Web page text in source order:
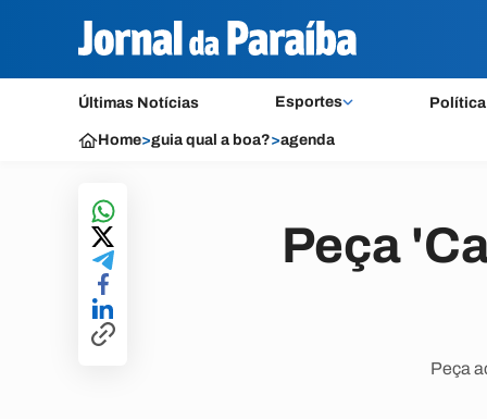
Últimas Notícias Esportes Política
Home>guia qual a boa?>agenda
Peça
Peça